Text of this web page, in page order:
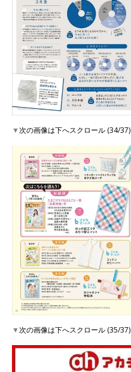
▼次の画像は下へスクロール (34/37)
▼次の画像は下へスクロール (35/37)